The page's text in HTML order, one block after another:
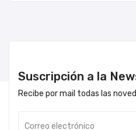
Suscripción a la
Recibe por mail todas las